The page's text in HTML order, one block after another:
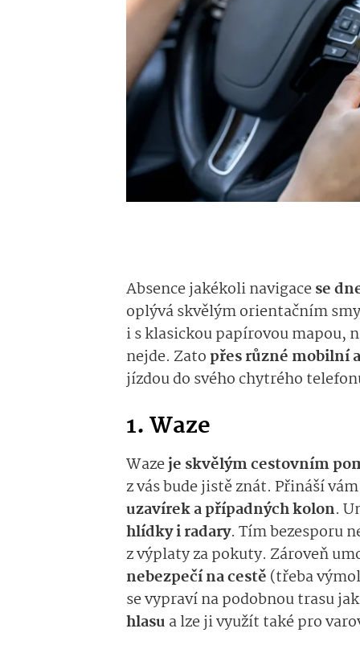
Absence jakékoli navigacese
oplývá skvělým orientačním
i s klasickou papírovou mapou,
nejde. Zatopřes různé mobilní
jízdou do svého chytrého
1. Waze
Wazeje skvělým cestovním
z vás bude jistě znát. Přináší vám
uzavírek a případných kolon.
hlídky i radary. Tím bezesporu
z výplaty za pokuty. Zároveň
nebezpečí na cestě (třeba
se vypraví na podobnou trasu
hlasu a lze ji využít také pro